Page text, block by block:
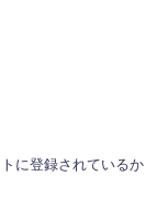
に登録されているか